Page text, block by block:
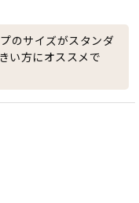
のサイズがスタンダ
い方にオススメで